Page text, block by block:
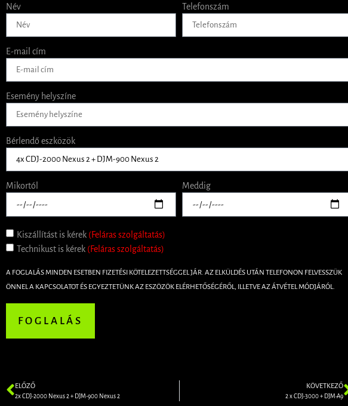
Név Telefonszám
E-mail cím
Esemény helyszíne
Bérlendő eszközök
Mikortól Meddig
Kiszállítást is kérek (Feláras szolgáltatás)
Technikust is kérek (Feláras szolgáltatás)
A FOGLALÁS MINDEN ESETBEN FIZETÉSI KÖTELEZETTSÉGGEL JÁR. AZ ELKÜLDÉS UTÁN TELEFONON FELVESSZÜK
ÖNNEL A KAPCSOLATOT ÉS EGYEZTETÜNK AZ ESZÖZÖK ELÉRHETŐSÉGÉRŐL, ILLETVE AZ ÁTVÉTEL MÓDJÁRÓL.
FOGLALÁS
ELŐZŐ
2x CDJ-2000 Nexus 2 + DJM-900 Nexus 2
KÖVETKEZŐ
2 x CDJ-3000 + DJM-A9